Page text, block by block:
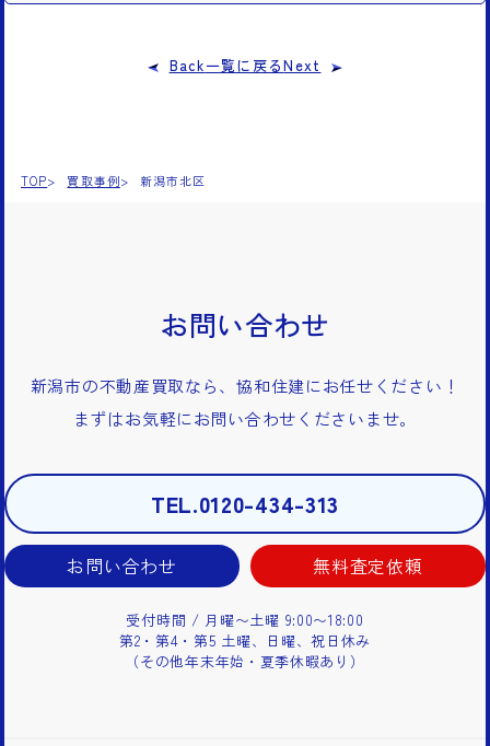
Back一覧に戻るNext
TOP 買取事例 新潟市北区
お問い合わせ
新潟市の不動産買取なら、協和住建にお任せください！
まずはお気軽にお問い合わせくださいませ。
受付時間 / 月曜〜土曜 9:00〜18:00
第2・第4・第5 土曜、日曜、祝日休み
（その他年末年始・夏季休暇あり）
TEL.0120-434-313
お問い合わせ 無料査定依頼